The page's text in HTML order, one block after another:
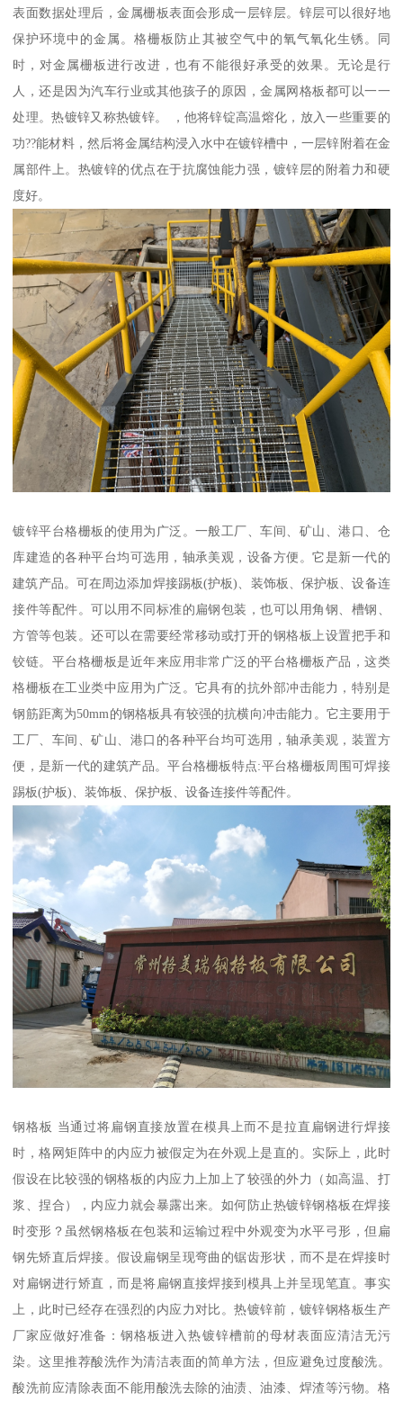
表面数据处理后，金属栅板表面会形成一层锌层。锌层可以很好地
保护环境中的金属。格栅板防止其被空气中的氧气氧化生锈。同
时，对金属栅板进行改进，也有不能很好承受的效果。无论是行
人，还是因为汽车行业或其他孩子的原因，金属网格板都可以一一
处理。热镀锌又称热镀锌。 ，他将锌锭高温熔化，放入一些重要的
功??能材料，然后将金属结构浸入水中在镀锌槽中，一层锌附着在金
属部件上。热镀锌的优点在于抗腐蚀能力强，镀锌层的附着力和硬
度好。
镀锌平台格栅板的使用为广泛。一般工厂、车间、矿山、港口、仓
库建造的各种平台均可选用，轴承美观，设备方便。它是新一代的
建筑产品。可在周边添加焊接踢板(护板)、装饰板、保护板、设备连
接件等配件。可以用不同标准的扁钢包装，也可以用角钢、槽钢、
方管等包装。还可以在需要经常移动或打开的钢格板上设置把手和
铰链。平台格栅板是近年来应用非常广泛的平台格栅板产品，这类
格栅板在工业类中应用为广泛。它具有的抗外部冲击能力，特别是
钢筋距离为50mm的钢格板具有较强的抗横向冲击能力。它主要用于
工厂、车间、矿山、港口的各种平台均可选用，轴承美观，装置方
便，是新一代的建筑产品。平台格栅板特点:平台格栅板周围可焊接
踢板(护板)、装饰板、保护板、设备连接件等配件。
钢格板 当通过将扁钢直接放置在模具上而不是拉直扁钢进行焊接
时，格网矩阵中的内应力被假定为在外观上是直的。实际上，此时
假设在比较强的钢格板的内应力上加上了较强的外力（如高温、打
浆、捏合），内应力就会暴露出来。如何防止热镀锌钢格板在焊接
时变形？虽然钢格板在包装和运输过程中外观变为水平弓形，但扁
钢先矫直后焊接。假设扁钢呈现弯曲的锯齿形状，而不是在焊接时
对扁钢进行矫直，而是将扁钢直接焊接到模具上并呈现笔直。事实
上，此时已经存在强烈的内应力对比。热镀锌前，镀锌钢格板生产
厂家应做好准备：钢格板进入热镀锌槽前的母材表面应清洁无污
染。这里推荐酸洗作为清洁表面的简单方法，但应避免过度酸洗。
酸洗前应清除表面不能用酸洗去除的油渍、油漆、焊渣等污物。格